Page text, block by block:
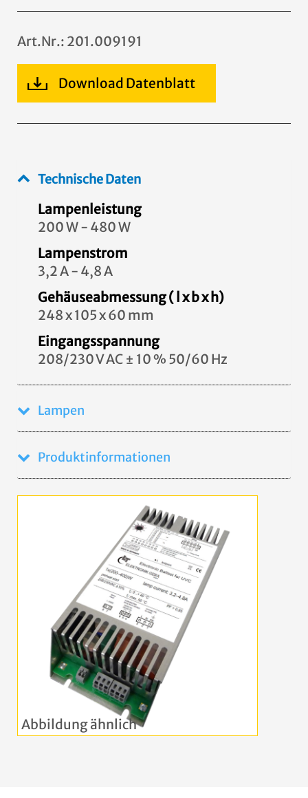
Art.Nr.: 201.009191
Download Datenblatt
Technische Daten
Lampenleistung
200 W - 480 W
Lampenstrom
3,2 A - 4,8 A
Gehäuseabmessung ( l x b x h)
248 x 105 x 60 mm
Eingangsspannung
208/230 V AC ± 10 % 50/60 Hz
Lampen
Produktinformationen